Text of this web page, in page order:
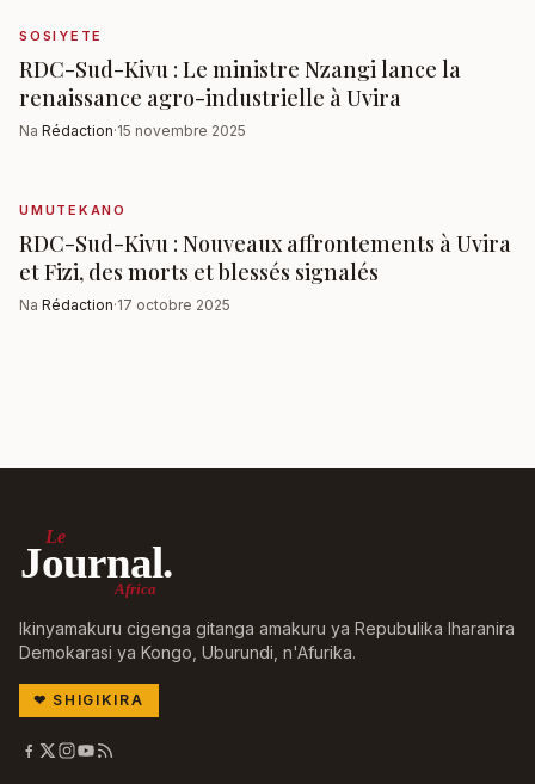
SOSIYETE
RDC-Sud-Kivu : Le ministre Nzangi lance la
renaissance agro-industrielle à Uvira
Na Rédaction·15 novembre 2025
UMUTEKANO
RDC-Sud-Kivu : Nouveaux affrontements à Uvira
et Fizi, des morts et blessés signalés
Na Rédaction·17 octobre 2025
Le
Journal.
Africa
Ikinyamakuru cigenga gitanga amakuru ya Repubulika Iharanira
Demokarasi ya Kongo, Uburundi, n'Afurika.
❤ SHIGIKIRA